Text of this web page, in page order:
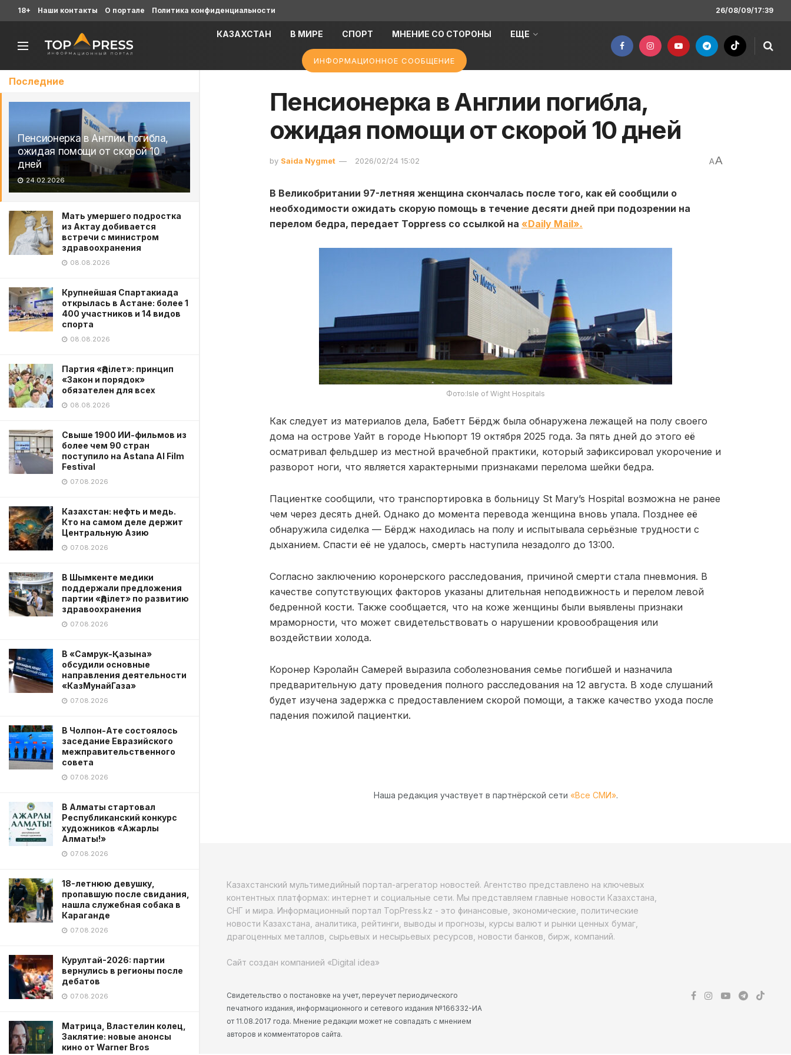
Последние
Пенсионерка в Англии погибла,
ожидая помощи от скорой 10
дней
24.02.2026
Мать умершего подростка
из Актау добивается
встречи с министром
здравоохранения
08.08.2026
Крупнейшая Спартакиада
открылась в Астане: более 1
400 участников и 14 видов
спорта
08.08.2026
Партия «Әділет»: принцип
«Закон и порядок»
обязателен для всех
08.08.2026
Свыше 1900 ИИ-фильмов из
более чем 90 стран
поступило на Astana AI Film
Festival
07.08.2026
Казахстан: нефть и медь.
Кто на самом деле держит
Центральную Азию
07.08.2026
В Шымкенте медики
поддержали предложения
партии «Әділет» по развитию
здравоохранения
07.08.2026
В «Самрук-Қазына»
обсудили основные
направления деятельности
«КазМунайГаза»
07.08.2026
В Чолпон-Ате состоялось
заседание Евразийского
межправительственного
совета
07.08.2026
В Алматы стартовал
Республиканский конкурс
художников «Ажарлы
Алматы!»
07.08.2026
18-летнюю девушку,
пропавшую после свидания,
нашла служебная собака в
Караганде
07.08.2026
Курултай-2026: партии
вернулись в регионы после
дебатов
07.08.2026
Матрица, Властелин колец,
Заклятие: новые анонсы
кино от Warner Bros
18+ Наши контакты О портале Политика конфиденциальности 26/08/09/17:39
КАЗАХСТАН В МИРЕ СПОРТ МНЕНИЕ СО СТОРОНЫ ЕЩЕ
ИНФОРМАЦИОННОЕ СООБЩЕНИЕ
Пенсионерка в Англии погибла,
ожидая помощи от скорой 10 дней
by Saida Nygmet 2026/02/24 15:02 AA
В Великобритании 97-летняя женщина скончалась после того, как ей сообщили о
необходимости ожидать скорую помощь в течение десяти дней при подозрении на
перелом бедра, передает Toppress со ссылкой на «Daily Mail».
Фото:Isle of Wight Hospitals
Как следует из материалов дела, Бабетт Бёрдж была обнаружена лежащей на полу своего
дома на острове Уайт в городе Ньюпорт 19 октября 2025 года. За пять дней до этого её
осматривал фельдшер из местной врачебной практики, который зафиксировал укорочение и
разворот ноги, что является характерными признаками перелома шейки бедра.
Пациентке сообщили, что транспортировка в больницу St Mary’s Hospital возможна не ранее
чем через десять дней. Однако до момента перевода женщина вновь упала. Позднее её
обнаружила сиделка — Бёрдж находилась на полу и испытывала серьёзные трудности с
дыханием. Спасти её не удалось, смерть наступила незадолго до 13:00.
Согласно заключению коронерского расследования, причиной смерти стала пневмония. В
качестве сопутствующих факторов указаны длительная неподвижность и перелом левой
бедренной кости. Также сообщается, что на коже женщины были выявлены признаки
мраморности, что может свидетельствовать о нарушении кровообращения или
воздействии холода.
Коронер Кэролайн Самерей выразила соболезнования семье погибшей и назначила
предварительную дату проведения полного расследования на 12 августа. В ходе слушаний
будет изучена задержка с предоставлением скорой помощи, а также качество ухода после
падения пожилой пациентки.
Наша редакция участвует в партнёрской сети «Все СМИ».
Казахстанский мультимедийный портал-агрегатор новостей. Агентство представлено на ключевых
контентных платформах: интернет и социальные сети. Мы представляем главные новости Казахстана,
СНГ и мира. Информационный портал TopPress.kz - это финансовые, экономические, политические
новости Казахстана, аналитика, рейтинги, выводы и прогнозы, курсы валют и рынки ценных бумаг,
драгоценных металлов, сырьевых и несырьевых ресурсов, новости банков, бирж, компаний.
Сайт создан компанией «Digital idea»
Свидетельство о постановке на учет, переучет периодического
печатного издания, информационного и сетевого издания №166332-ИА
от 11.08.2017 года. Мнение редакции может не совпадать с мнением
авторов и комментаторов сайта.